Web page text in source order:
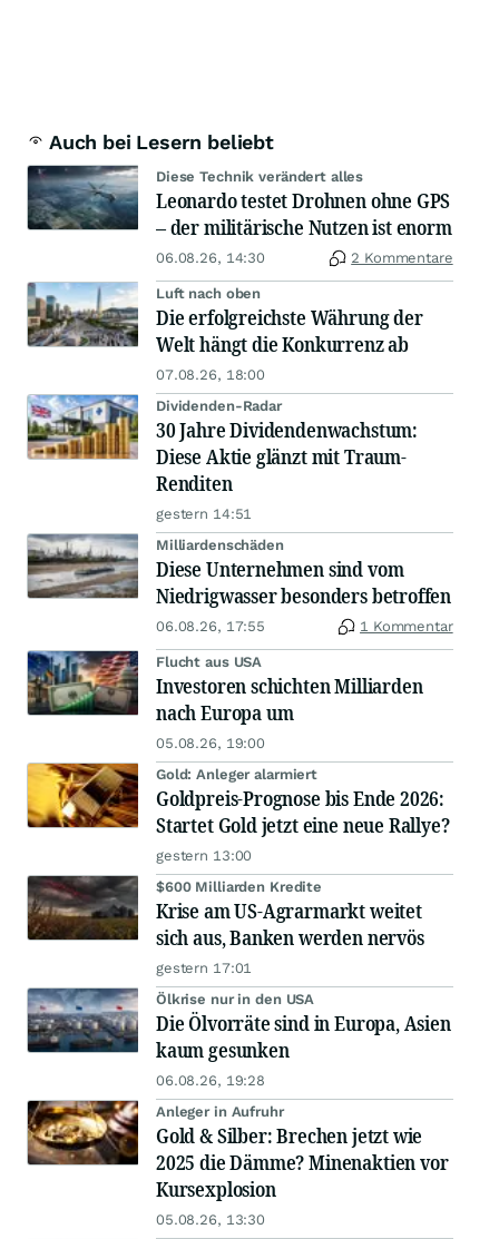
Auch bei Lesern beliebt
Diese Technik verändert alles
Leonardo testet Drohnen ohne GPS
– der militärische Nutzen ist enorm
06.08.26, 14:30 2 Kommentare
Luft nach oben
Die erfolgreichste Währung der
Welt hängt die Konkurrenz ab
07.08.26, 18:00
Dividenden-Radar
30 Jahre Dividendenwachstum:
Diese Aktie glänzt mit Traum-
Renditen
gestern 14:51
Milliardenschäden
Diese Unternehmen sind vom
Niedrigwasser besonders betroffen
06.08.26, 17:55 1 Kommentar
Flucht aus USA
Investoren schichten Milliarden
nach Europa um
05.08.26, 19:00
Gold: Anleger alarmiert
Goldpreis-Prognose bis Ende 2026:
Startet Gold jetzt eine neue Rallye?
gestern 13:00
$600 Milliarden Kredite
Krise am US-Agrarmarkt weitet
sich aus, Banken werden nervös
gestern 17:01
Ölkrise nur in den USA
Die Ölvorräte sind in Europa, Asien
kaum gesunken
06.08.26, 19:28
Anleger in Aufruhr
Gold & Silber: Brechen jetzt wie
2025 die Dämme? Minenaktien vor
Kursexplosion
05.08.26, 13:30